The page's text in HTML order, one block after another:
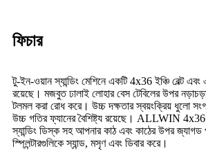
ফিচার
টু-ইন-ওয়ান স্যান্ডিং মেশিনে একটি 4x36 ইঞ্চি বেল্ট
রয়েছে। মজবুত ঢালাই লোহার বেস টেবিলের উপর
টলমল করা রোধ করে। উচ্চ দক্ষতার স্বয়ংক্রিয় ধুলো
উচ্চ গতির ফ্যানের বৈশিষ্ট্য রয়েছে। ALLWIN 4x36
স্যান্ডিং ডিস্ক সহ আপনার কাঠ এবং কাঠের উপর জ্যাগড
স্প্লিন্টারগুলিকে স্যান্ড, মসৃণ এবং ডিবার করে।